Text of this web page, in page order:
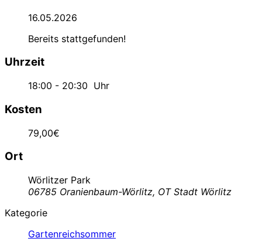
16.05.2026
Bereits stattgefunden!
Uhrzeit
18:00 - 20:30 Uhr
Kosten
79,00€
Ort
Wörlitzer Park
06785 Oranienbaum-Wörlitz, OT Stadt Wörlitz
Kategorie
Gartenreichsommer